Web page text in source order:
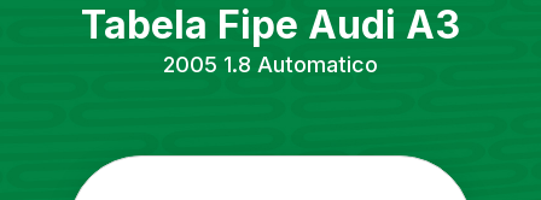
Tabela Fipe Audi A3
2005 1.8 Automatico